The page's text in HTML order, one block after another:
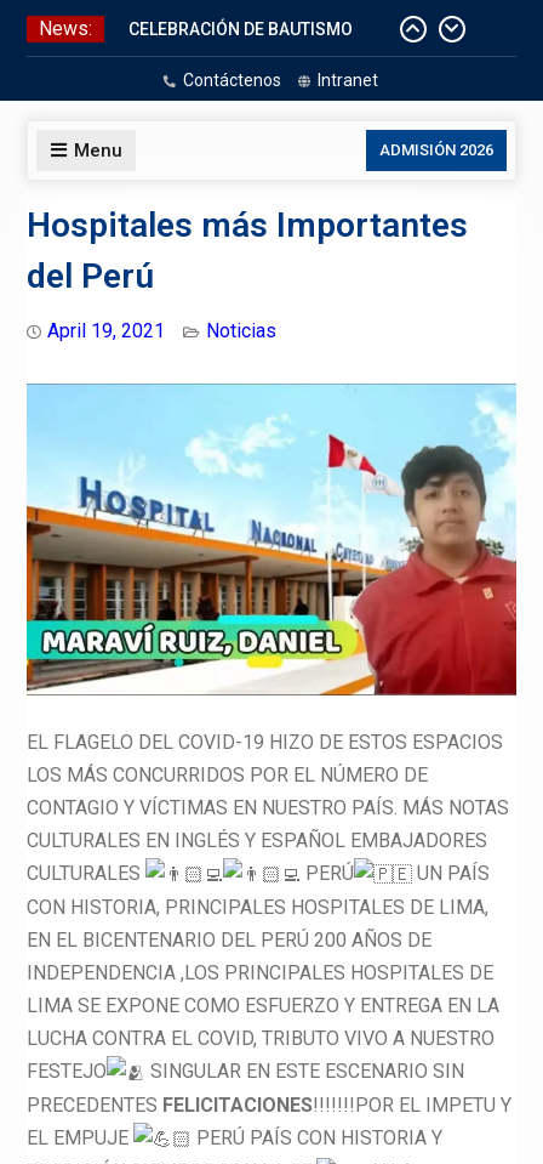
Skip
News:
CELEBRACIÓN DE BAUTISMO
Pizarras Inteligentes
Laboratorios de Cómputo
Contáctenos Intranet
Menu ADMISIÓN 2026
Hospitales más Importantes
del Perú
April 19, 2021 Noticias
EL FLAGELO DEL COVID-19 HIZO DE ESTOS ESPACIOS
LOS MÁS CONCURRIDOS POR EL NÚMERO DE
CONTAGIO Y VÍCTIMAS EN NUESTRO PAÍS. MÁS NOTAS
CULTURALES EN INGLÉS Y ESPAÑOL EMBAJADORES
CULTURALES
PERÚ
UN PAÍS
CON HISTORIA, PRINCIPALES HOSPITALES DE LIMA,
EN EL BICENTENARIO DEL PERÚ 200 AÑOS DE
INDEPENDENCIA ,LOS PRINCIPALES HOSPITALES DE
LIMA SE EXPONE COMO ESFUERZO Y ENTREGA EN LA
LUCHA CONTRA EL COVID, TRIBUTO VIVO A NUESTRO
FESTEJO
SINGULAR EN ESTE ESCENARIO SIN
PRECEDENTES FELICITACIONES!!!!!!!POR EL IMPETU Y
EL EMPUJE
PERÚ PAÍS CON HISTORIA Y